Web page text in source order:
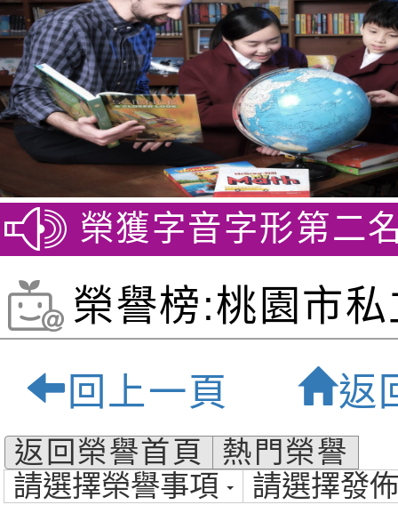
字音字形第二名 賀~
榮譽榜:桃園市
貝爾雙語小學-
質雙語小學
回上一頁 返
返回榮譽首頁
熱門榮譽
請選擇榮譽事項
請選擇發